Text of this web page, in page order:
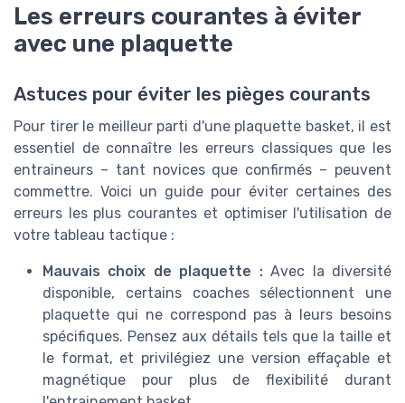
Les erreurs courantes à éviter
avec une plaquette
Astuces pour éviter les pièges courants
Pour tirer le meilleur parti d'une plaquette basket, il est
essentiel de connaître les erreurs classiques que les
entraineurs – tant novices que confirmés – peuvent
commettre. Voici un guide pour éviter certaines des
erreurs les plus courantes et optimiser l'utilisation de
votre tableau tactique :
Mauvais choix de plaquette :Avec la diversité
disponible, certains coaches sélectionnent une
plaquette qui ne correspond pas à leurs besoins
spécifiques. Pensez aux détails tels que la taille et
le format, et privilégiez une version effaçable et
magnétique pour plus de flexibilité durant